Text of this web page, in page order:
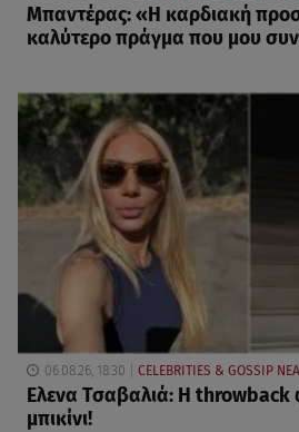
Μπαντέρας: «Η καρδιακή
καλύτερο πράγμα που μου
06.08.26, 18:30 CELEBRITIES & GOSSIP ΝΕΑ
Ελενα Τσαβαλιά: Η throwback
μπικίνι!